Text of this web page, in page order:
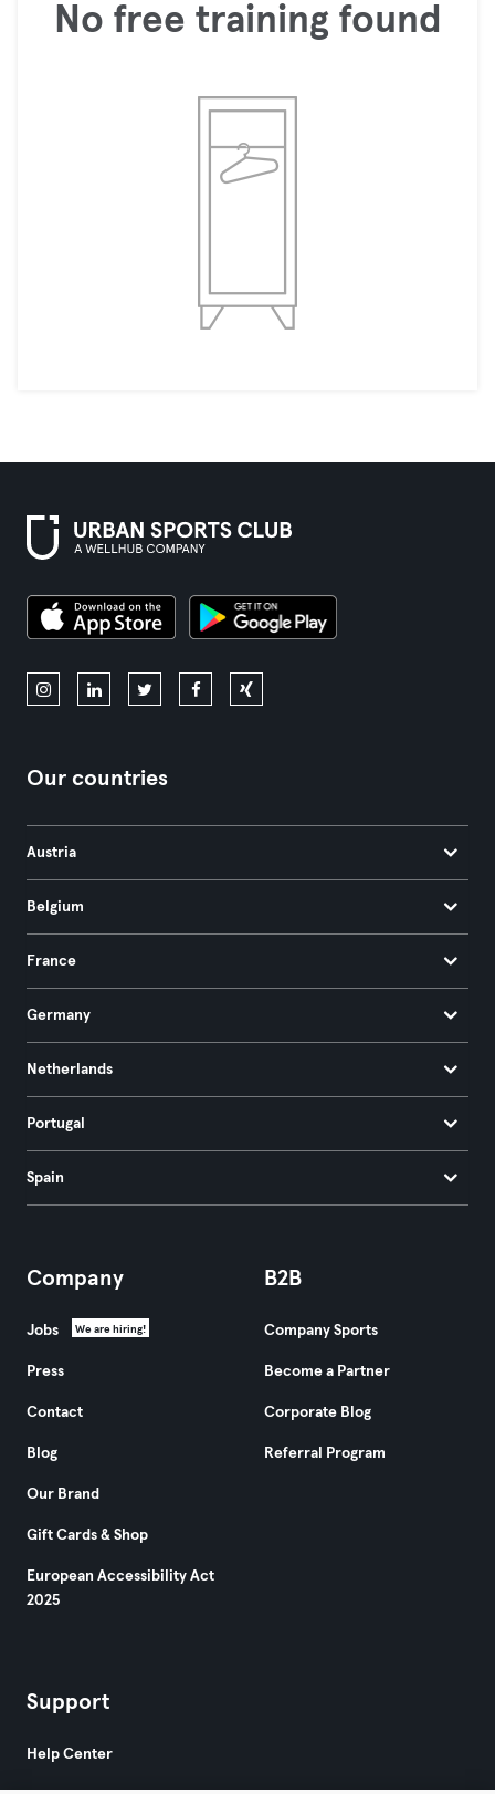
No free training found
Our countries
Austria
Belgium
France
Germany
Netherlands
Portugal
Spain
Company
Jobs We are hiring!
Press
Contact
Blog
Our Brand
Gift Cards & Shop
European Accessibility Act
2025
B2B
Company Sports
Become a Partner
Corporate Blog
Referral Program
Support
Help Center